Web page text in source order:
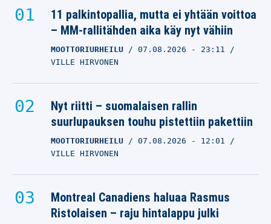
11 palkintopallia, mutta ei yhtään voittoa
– MM-rallitähden aika käy nyt vähiin
MOOTTORIURHEILU 07.08.2026 - 23:11
VILLE HIRVONEN
Nyt riitti – suomalaisen rallin
suurlupauksen touhu pistettiin pakettiin
MOOTTORIURHEILU 07.08.2026 - 12:01
VILLE HIRVONEN
Montreal Canadiens haluaa Rasmus
Ristolaisen – raju hintalappu julki